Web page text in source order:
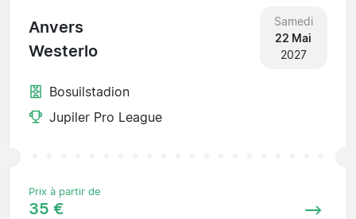
Anvers
Westerlo
Samedi
22 Mai
2027
Bosuilstadion
Jupiler Pro League
Prix à partir de
35 €